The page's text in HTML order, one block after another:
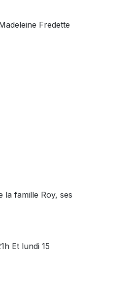
Fredette
la famille Roy, ses
Et lundi 15